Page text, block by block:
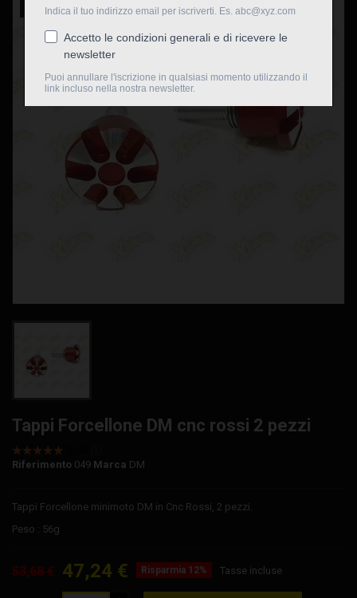
Nuovo
Tappi Forcellone DM cnc rossi 2 pezzi
Riferimento 049 Marca DM
Tappi Forcellone minimoto DM in Cnc Rossi, 2 pezzi.
Peso : 56g
53,68 € 47,24 € Risparmia 12% Tasse incluse